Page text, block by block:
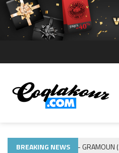
BREAKING NEWS
MUSIQUE 974 ADE440 – GRAMOUN (